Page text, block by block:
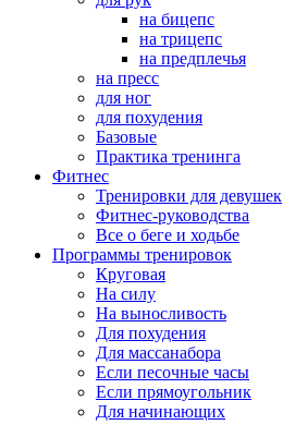
на бицепс
на трицепс
на предплечья
на пресс
для ног
для похудения
Базовые
Практика тренинга
Фитнес
Тренировки для девушек
Фитнес-руководства
Все о беге и ходьбе
Программы тренировок
Круговая
На силу
На выносливость
Для похудения
Для массанабора
Если песочные часы
Если прямоугольник
Для начинающих